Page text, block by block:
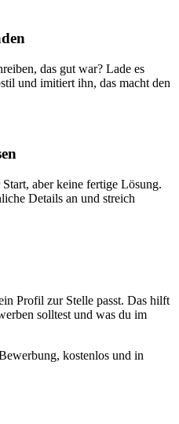
das gut war? Lade es
und imitiert ihn, das macht den
aber keine fertige Lösung.
Details an und streich
Profil zur Stelle passt. Das hilft
solltest und was du im
kostenlos und in